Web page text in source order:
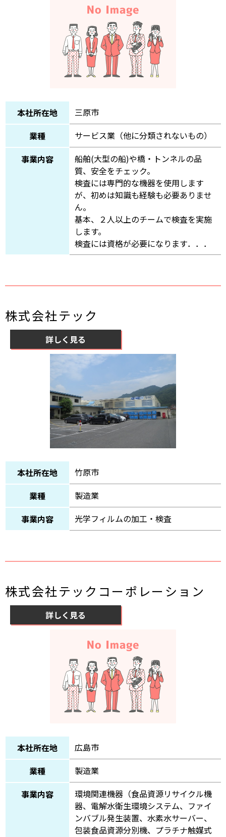
本社所在地
三原市
業種
サービス業（他に分類されないもの）
事業内容
船舶(大型の船)や橋・トンネルの品
質、安全をチェック。
検査には専門的な機器を使用します
が、初めは知識も経験も必要ありませ
ん。
基本、２人以上のチームで検査を実施
します。
検査には資格が必要になります．．．
株式会社テック
詳しく見る
本社所在地
竹原市
業種
製造業
事業内容
光学フィルムの加工・検査
株式会社テックコーポレーション
詳しく見る
本社所在地
広島市
業種
製造業
事業内容
環境関連機器（食品資源リサイクル機
器、電解水衛生環境システム、ファイ
ンバブル発生装置、水素水サーバー、
包装食品資源分別機、プラチナ触媒式